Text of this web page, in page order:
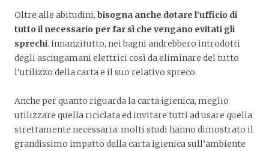
Oltre alle abitudini, bisogna anche dotare l’ufficio di
tutto il necessario per far sì che vengano evitati gli
sprechi. Innanzitutto, nei bagni andrebbero introdotti
degli asciugamani elettrici così da eliminare del tutto
l’utilizzo della carta e il suo relativo spreco.
Anche per quanto riguarda la carta igienica, meglio
utilizzare quella riciclata ed invitare tutti ad usare quella
strettamente necessaria: molti studi hanno dimostrato il
grandissimo impatto della carta igienica sull’ambiente